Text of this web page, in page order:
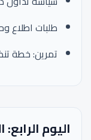
طلبات اطلاع
تمرين: خطة
اليوم